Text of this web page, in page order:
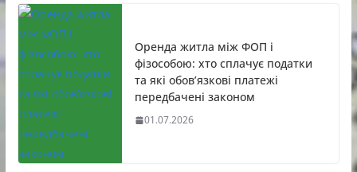
Оренда житла між ФОП і
фізособою: хто сплачує податки
та які обов’язкові платежі
передбачені законом
01.07.2026